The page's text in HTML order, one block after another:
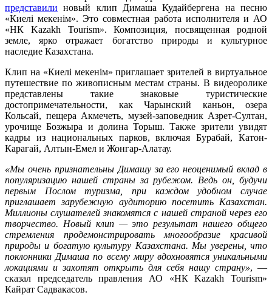
представили новый клип Димаша Кудайбергена на песню
«Киелі мекенім». Это совместная работа исполнителя и АО
«НК Kazakh Tourism». Композиция, посвященная родной
земле, ярко отражает богатство природы и культурное
наследие Казахстана.
Клип на «Киелі мекенім» приглашает зрителей в виртуальное
путешествие по живописным местам страны. В видеоролике
представлены такие знаковые туристические
достопримечательности, как Чарынский каньон, озера
Кольсай, пещера Акмечеть, музей-заповедник Азрет-Султан,
урочище Бозжыра и долина Торыш. Также зрители увидят
кадры из национальных парков, включая Бурабай, Катон-
Карагай, Алтын-Емел и Жонгар-Алатау.
«Мы очень признательны Димашу за его неоценимый вклад в
популяризацию нашей страны за рубежом. Ведь он, будучи
первым Послом туризма, при каждом удобном случае
приглашает зарубежную аудиторию посетить Казахстан.
Миллионы слушателей знакомятся с нашей страной через его
творчество. Новый клип — это результат нашего общего
стремления продемонстрировать многообразие красивой
природы и богатую культуру Казахстана. Мы уверены, что
поклонники Димаша по всему миру вдохновятся уникальными
локациями и захотят открыть для себя нашу страну», —
сказал председатель правления АО «НК Kazakh Tourism»
Кайрат Садвакасов.